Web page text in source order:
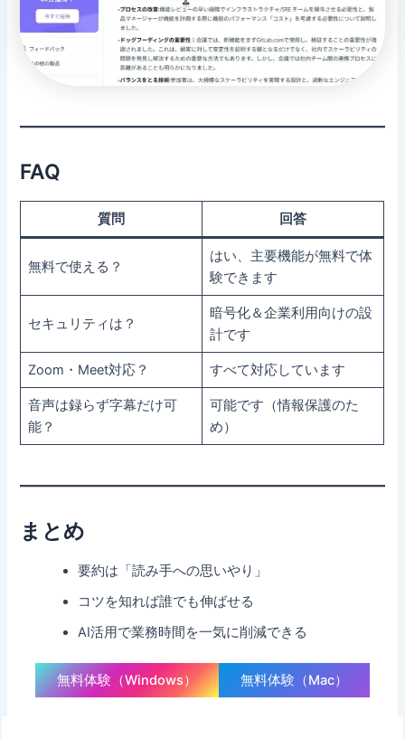
FAQ
質問 回答
無料で使える？
はい、主要機能が無料で体
験できます
セキュリティは？
暗号化＆企業利用向けの設
計です
Zoom・Meet対応？ すべて対応しています
音声は録らず字幕だけ可
能？
可能です（情報保護のた
め）
まとめ
要約は「読み手への思いやり」
コツを知れば誰でも伸ばせる
AI活用で業務時間を一気に削減できる
無料体験（Windows） 無料体験（Mac）